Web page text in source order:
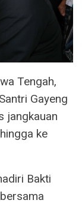
Tengah,
Gayeng
jangkauan
ke
Bakti